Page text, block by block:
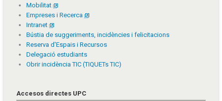
Mobilitat
Empreses i Recerca
Intranet
Bústia de suggeriments, incidències i felicitacions
Reserva d'Espais i Recursos
Delegació estudiants
Obrir incidència TIC (TIQUETs TIC)
Accesos directes UPC